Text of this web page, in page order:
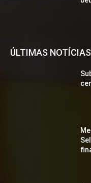
ÚLTIMAS NOTÍCIAS